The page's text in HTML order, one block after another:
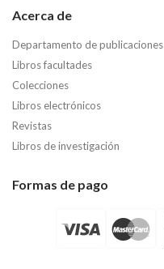
Acerca de
Departamento de publicaciones
Libros facultades
Colecciones
Libros electrónicos
Revistas
Libros de investigación
Formas de pago